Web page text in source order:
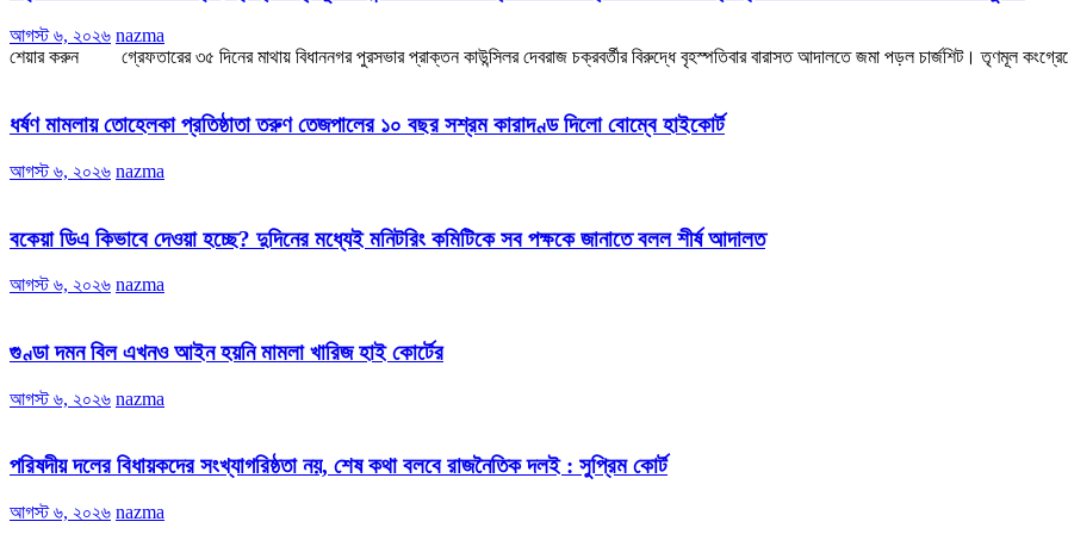
আগস্ট ৬, ২০২৬ nazma
শেয়ার করুন গ্রেফতারের ৩৫ দিনের মাথায় বিধাননগর পুরসভার প্রাক্তন কাউন্সিলর দেবরাজ চক্রবর্তীর বিরুদ্ধে বৃহস্পতিবার বারাসত আদালতে জমা পড়ল চার্জশিট। তৃণমূল
ধর্ষণ মামলায় তোহেলকা প্রতিষ্ঠাতা তরুণ তেজপালের ১০ বছর সশ্রম কারাদণ্ড দিলো বোম্বে হাইকোর্ট
আগস্ট ৬, ২০২৬ nazma
বকেয়া ডিএ কিভাবে দেওয়া হচ্ছে? দুদিনের মধ্যেই মনিটরিং কমিটিকে সব পক্ষকে জানাতে বলল শীর্ষ আদালত
আগস্ট ৬, ২০২৬ nazma
গুণ্ডা দমন বিল এখনও আইন হয়নি মামলা খারিজ হাই কোর্টের
আগস্ট ৬, ২০২৬ nazma
পরিষদীয় দলের বিধায়কদের সংখ্যাগরিষ্ঠতা নয়, শেষ কথা বলবে রাজনৈতিক দলই : সুপ্রিম কোর্ট
আগস্ট ৬, ২০২৬ nazma